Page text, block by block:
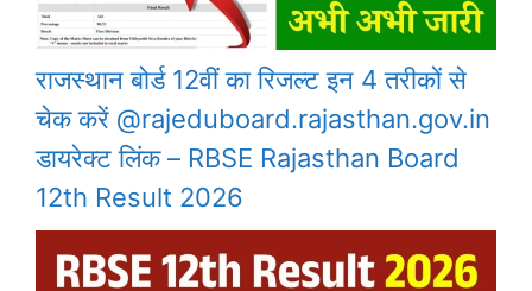
राजस्थान बोर्ड 12वीं का रिजल्ट इन 4 तरीकों से
चेक करें @rajeduboard.rajasthan.gov.in
डायरेक्ट लिंक – RBSE Rajasthan Board
12th Result 2026